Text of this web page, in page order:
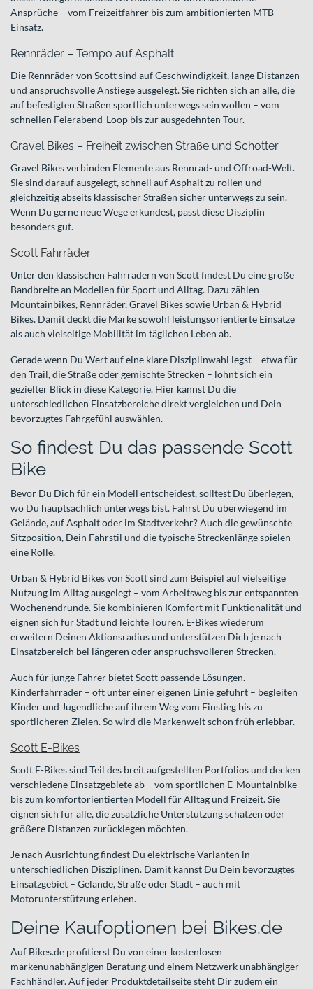
Ansprüche – vom Freizeitfahrer bis zum ambitionierten MTB-
Einsatz.
Rennräder – Tempo auf Asphalt
Die Rennräder von Scott sind auf Geschwindigkeit, lange Distanzen
und anspruchsvolle Anstiege ausgelegt. Sie richten sich an alle, die
auf befestigten Straßen sportlich unterwegs sein wollen – vom
schnellen Feierabend-Loop bis zur ausgedehnten Tour.
Gravel Bikes – Freiheit zwischen Straße und Schotter
Gravel Bikes verbinden Elemente aus Rennrad- und Offroad-Welt.
Sie sind darauf ausgelegt, schnell auf Asphalt zu rollen und
gleichzeitig abseits klassischer Straßen sicher unterwegs zu sein.
Wenn Du gerne neue Wege erkundest, passt diese Disziplin
besonders gut.
Scott Fahrräder
Unter den klassischen Fahrrädern von Scott findest Du eine große
Bandbreite an Modellen für Sport und Alltag. Dazu zählen
Mountainbikes, Rennräder, Gravel Bikes sowie Urban & Hybrid
Bikes. Damit deckt die Marke sowohl leistungsorientierte Einsätze
als auch vielseitige Mobilität im täglichen Leben ab.
Gerade wenn Du Wert auf eine klare Disziplinwahl legst – etwa für
den Trail, die Straße oder gemischte Strecken – lohnt sich ein
gezielter Blick in diese Kategorie. Hier kannst Du die
unterschiedlichen Einsatzbereiche direkt vergleichen und Dein
bevorzugtes Fahrgefühl auswählen.
So findest Du das passende Scott
Bike
Bevor Du Dich für ein Modell entscheidest, solltest Du überlegen,
wo Du hauptsächlich unterwegs bist. Fährst Du überwiegend im
Gelände, auf Asphalt oder im Stadtverkehr? Auch die gewünschte
Sitzposition, Dein Fahrstil und die typische Streckenlänge spielen
eine Rolle.
Urban & Hybrid Bikes von Scott sind zum Beispiel auf vielseitige
Nutzung im Alltag ausgelegt – vom Arbeitsweg bis zur entspannten
Wochenendrunde. Sie kombinieren Komfort mit Funktionalität und
eignen sich für Stadt und leichte Touren. E-Bikes wiederum
erweitern Deinen Aktionsradius und unterstützen Dich je nach
Einsatzbereich bei längeren oder anspruchsvolleren Strecken.
Auch für junge Fahrer bietet Scott passende Lösungen.
Kinderfahrräder – oft unter einer eigenen Linie geführt – begleiten
Kinder und Jugendliche auf ihrem Weg vom Einstieg bis zu
sportlicheren Zielen. So wird die Markenwelt schon früh erlebbar.
Scott E-Bikes
Scott E-Bikes sind Teil des breit aufgestellten Portfolios und decken
verschiedene Einsatzgebiete ab – vom sportlichen E-Mountainbike
bis zum komfortorientierten Modell für Alltag und Freizeit. Sie
eignen sich für alle, die zusätzliche Unterstützung schätzen oder
größere Distanzen zurücklegen möchten.
Je nach Ausrichtung findest Du elektrische Varianten in
unterschiedlichen Disziplinen. Damit kannst Du Dein bevorzugtes
Einsatzgebiet – Gelände, Straße oder Stadt – auch mit
Motorunterstützung erleben.
Deine Kaufoptionen bei Bikes.de
Auf Bikes.de profitierst Du von einer kostenlosen
markenunabhängigen Beratung und einem Netzwerk unabhängiger
Fachhändler. Auf jeder Produktdetailseite steht Dir zudem ein